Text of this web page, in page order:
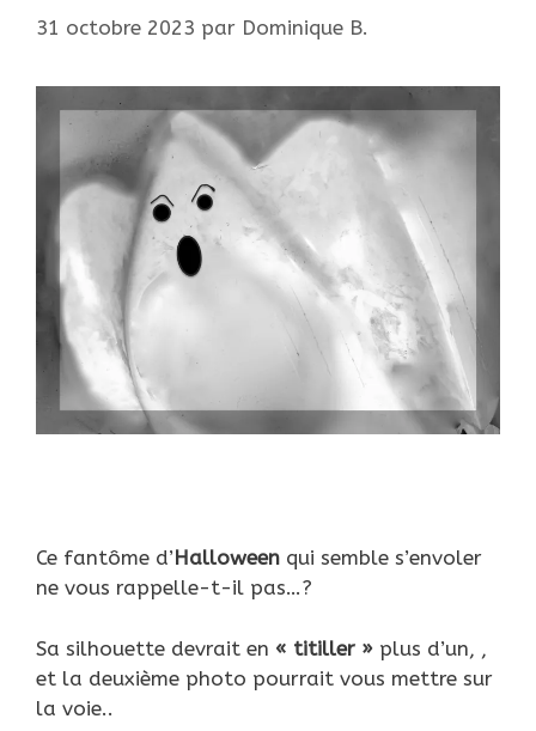
31 octobre 2023 par Dominique B.
Ce fantôme d’Halloween qui semble s’envoler
ne vous rappelle-t-il pas…?
Sa silhouette devrait en « titiller » plus d’un, ,
et la deuxième photo pourrait vous mettre sur
la voie..